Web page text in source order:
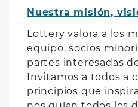
Nuestra misión,
Lottery valora a los
equipo, socios
partes interesadas
Invitamos a todos a
principios que